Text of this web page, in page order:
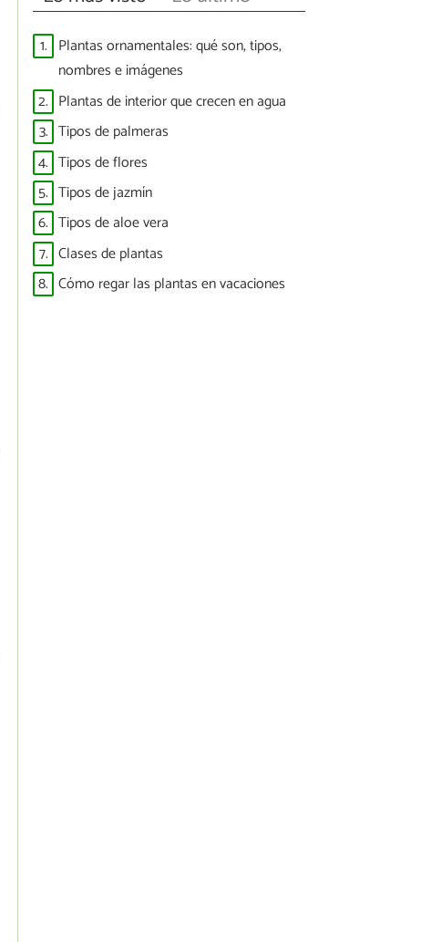
1. Plantas ornamentales: qué son, tipos,
nombres e imágenes
2. Plantas de interior que crecen en agua
3. Tipos de palmeras
4. Tipos de flores
5. Tipos de jazmín
6. Tipos de aloe vera
7. Clases de plantas
8. Cómo regar las plantas en vacaciones